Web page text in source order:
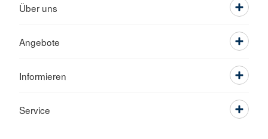
Über uns
Angebote
Informieren
Service